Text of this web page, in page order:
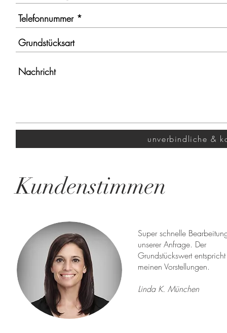
unverbindliche &
Kundenstimmen
Super schnelle
unserer Anfrage. Der
Grundstückswert entspricht
meinen Vorstellungen.
Linda K. München